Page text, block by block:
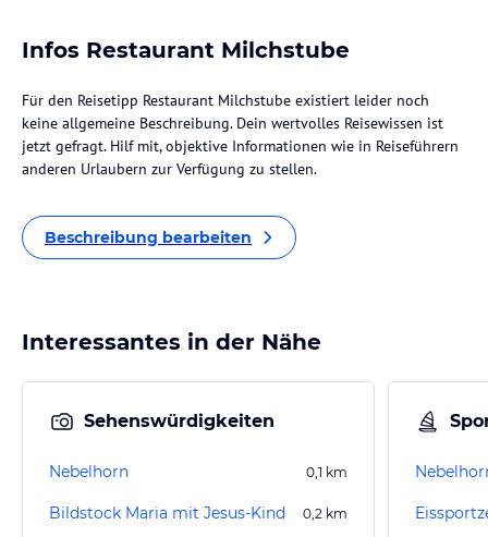
Infos Restaurant Milchstube
Für den Reisetipp Restaurant Milchstube existiert leider noch
keine allgemeine Beschreibung. Dein wertvolles Reisewissen ist
jetzt gefragt. Hilf mit, objektive Informationen wie in Reiseführern
anderen Urlaubern zur Verfügung zu stellen.
Beschreibung bearbeiten
Interessantes in der Nähe
Sehenswürdigkeiten
Nebelhorn 0,1 km
Bildstock Maria mit Jesus-Kind 0,2 km